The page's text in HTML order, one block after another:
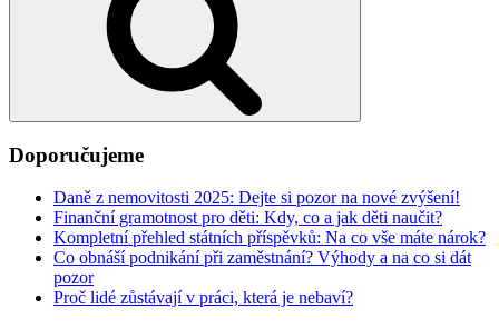
Doporučujeme
Daně z nemovitosti 2025: Dejte si pozor na nové zvýšení!
Finanční gramotnost pro děti: Kdy, co a jak děti naučit?
Kompletní přehled státních příspěvků: Na co vše máte nárok?
Co obnáší podnikání při zaměstnání? Výhody a na co si dát
pozor
Proč lidé zůstávají v práci, která je nebaví?